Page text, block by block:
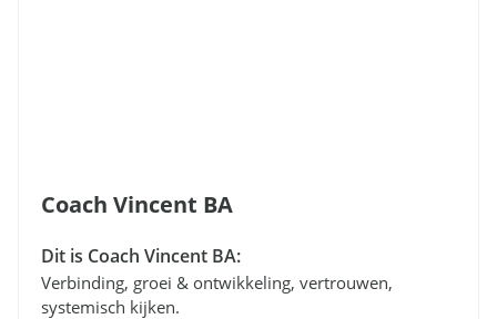
Coach Vincent BA
Dit is Coach Vincent BA:
Verbinding, groei & ontwikkeling, vertrouwen,
systemisch kijken.